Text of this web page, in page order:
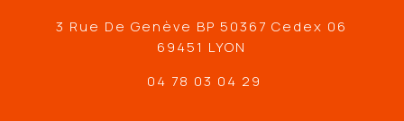
3 Rue De Genève BP 50367 Cedex 06
69451 LYON
04 78 03 04 29